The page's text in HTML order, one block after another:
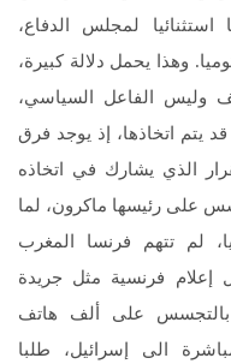
لمجلس الدفاع،
وهذا يحمل دلالة كبيرة،
وليس الفاعل السياسي،
يتم اتخاذها، إذ يوجد فرق
الذي يشارك في اتخاذه
على رئيسها ماكرون، لما
لم تتهم فرنسا المغرب
إعلام فرنسية مثل جريدة
بالتجسس على ألف هاتف
الى إسرائيل، طلبا